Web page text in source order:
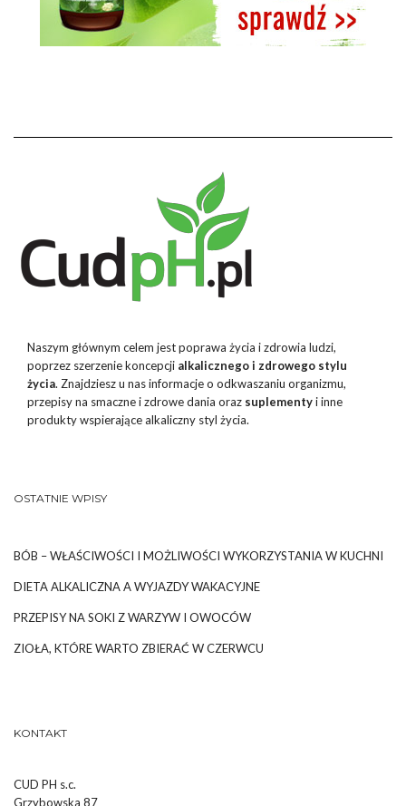
Naszym głównym celem jest poprawa życia i zdrowia ludzi,
poprzez szerzenie koncepcji alkalicznego i zdrowego stylu
życia. Znajdziesz u nas informacje o odkwaszaniu organizmu,
przepisy na smaczne i zdrowe dania oraz suplementyi inne
produkty wspierające alkaliczny styl życia.
OSTATNIE WPISY
BÓB – WŁAŚCIWOŚCI I MOŻLIWOŚCI WYKORZYSTANIA W KUCHNI
DIETA ALKALICZNA A WYJAZDY WAKACYJNE
PRZEPISY NA SOKI Z WARZYW I OWOCÓW
ZIOŁA, KTÓRE WARTO ZBIERAĆ W CZERWCU
KONTAKT
CUD PH s.c.
Grzybowska 87